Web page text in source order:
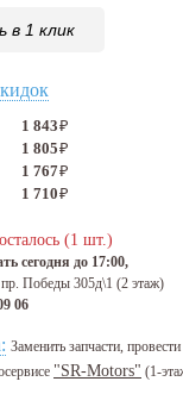
в 1 клик
1 843₽
1 805₽
1 767₽
1 710₽
осталось (1 шт.)
сегодня до 17:00,
пр. Победы 305д\1 (2 этаж)
06
Заменить запчасти,
"SR-Motors" (1-